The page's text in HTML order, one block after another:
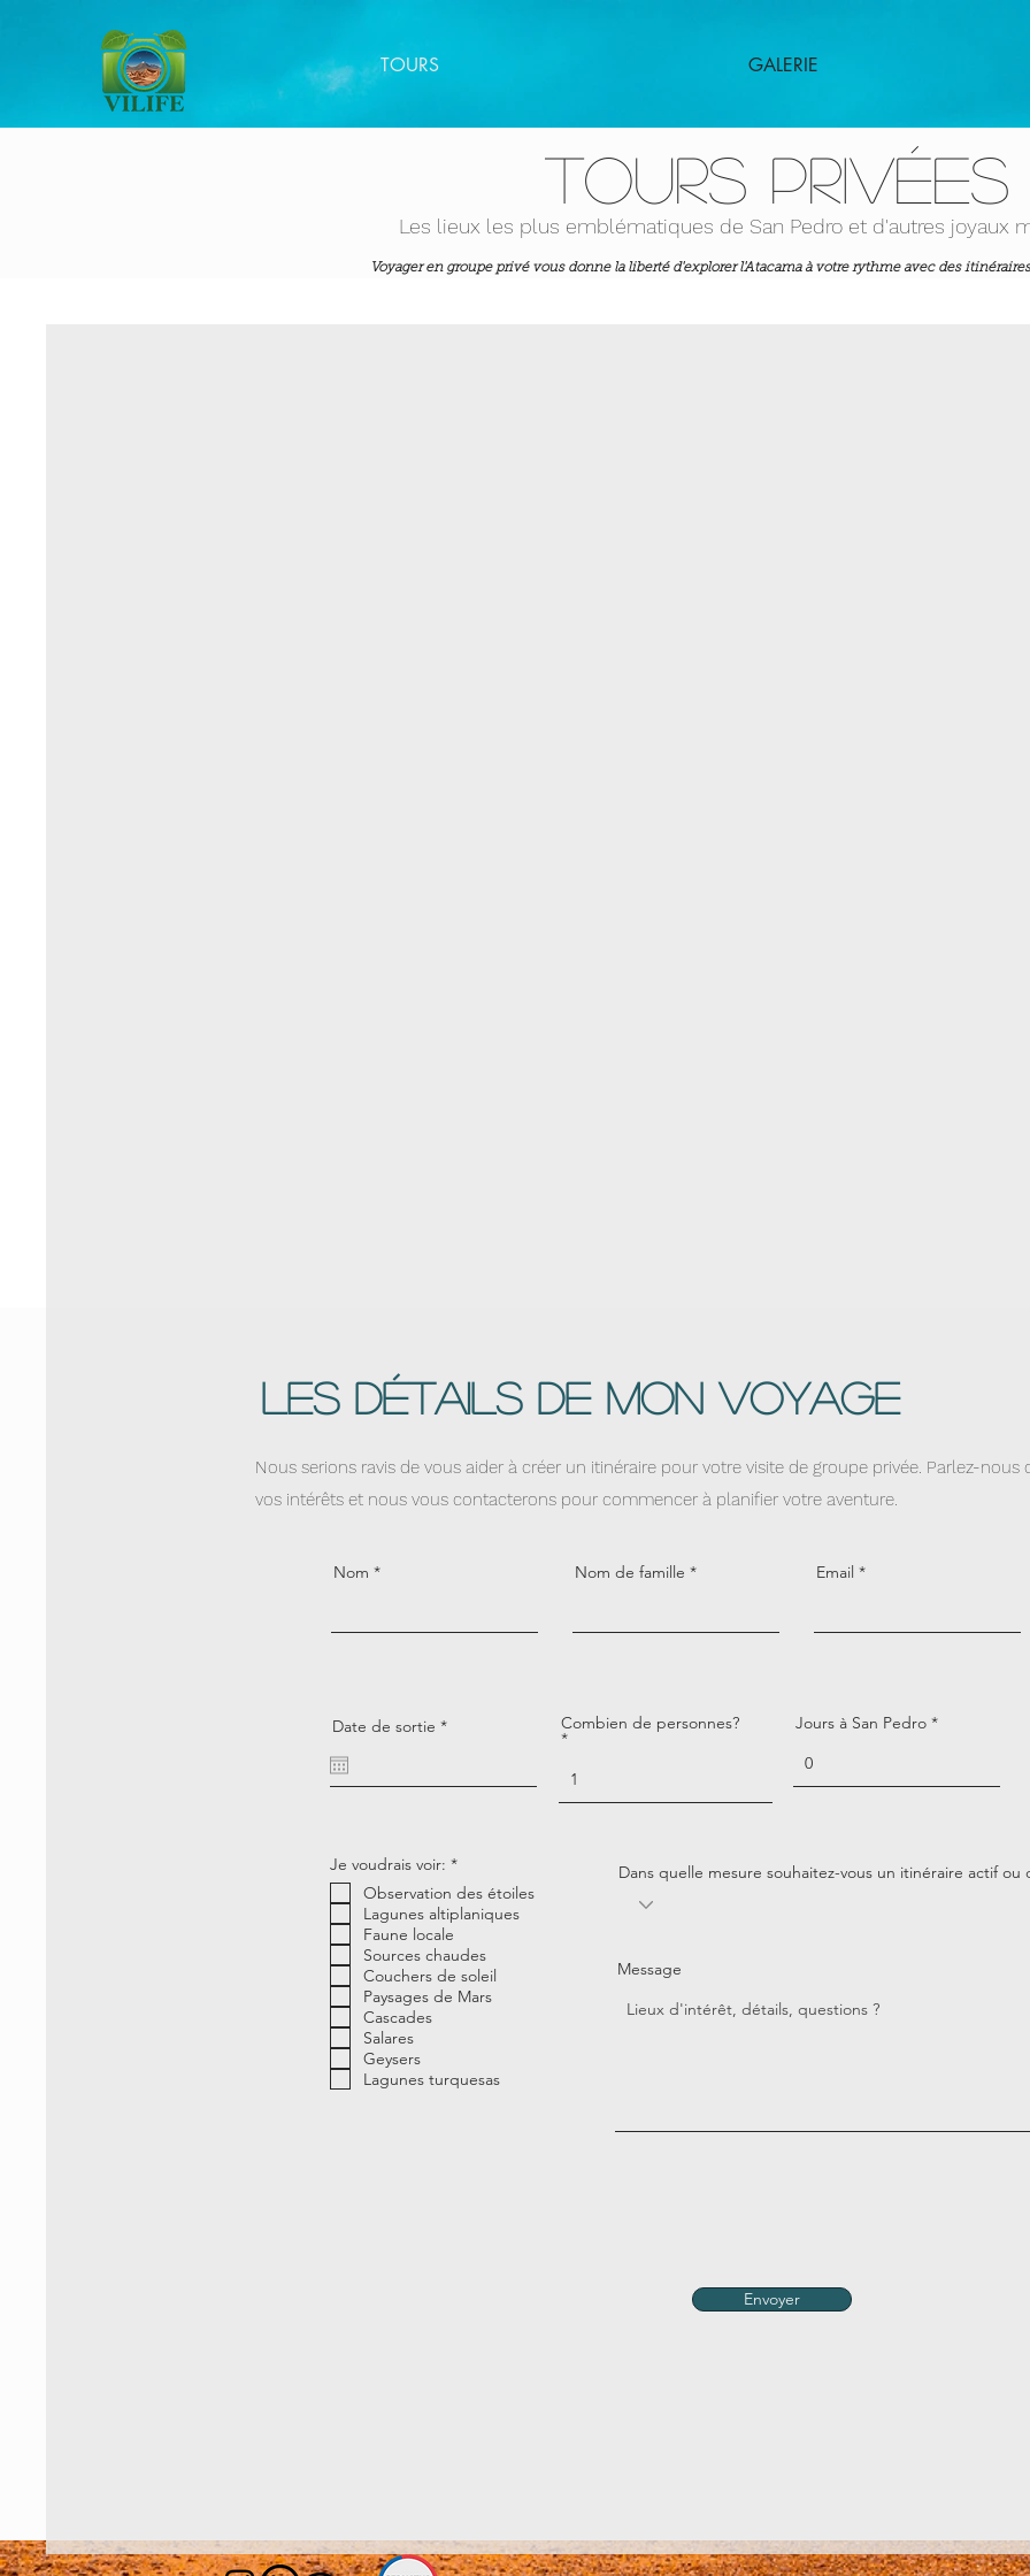
TOURS GALERIE
tours PRIVÉES
Les lieux les plus emblématiques de San Pedro et d'autres joyaux
Voyager en groupe privé vous donne la liberté d'explorer l'Atacama à votre rythme avec des
Les détails de mon voyage
Nous serions ravis de vous aider à créer un itinéraire pour votre visite de groupe privée. Parlez-nous
vos intérêts et nous vous contacterons pour commencer à planifier votre aventure.
Nom Nom de famille Email
Date de sortie *r
i
Combien de personnes? Jours à San Pedro
Je voudrais voir: *O
l
i
t
o
i
r
Observation des étoiles
Lagunes altiplaniques
Faune locale
Sources chaudes
Couchers de soleil
Paysages de Mars
Cascades
Salares
Geysers
Lagunes turquesas
Dans quelle mesure souhaitez-vous un itinéraire actif ou
Message
Envoyer